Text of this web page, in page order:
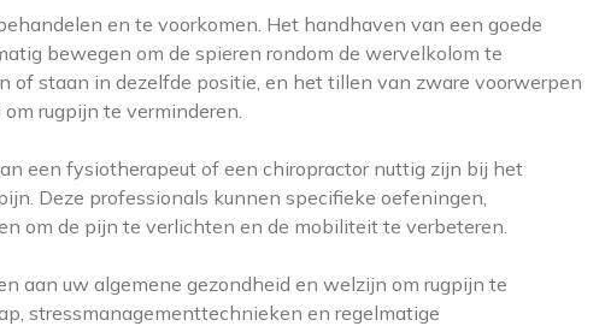
en te voorkomen. Het handhaven van een goede
bewegen om de spieren rondom de wervelkolom te
of staan in dezelfde positie, en het tillen van zware voorwerpen
rugpijn te verminderen.
een fysiotherapeut of een chiropractor nuttig zijn bij het
Deze professionals kunnen specifieke oefeningen,
om de pijn te verlichten en de mobiliteit te verbeteren.
aan uw algemene gezondheid en welzijn om rugpijn te
stressmanagementtechnieken en regelmatige